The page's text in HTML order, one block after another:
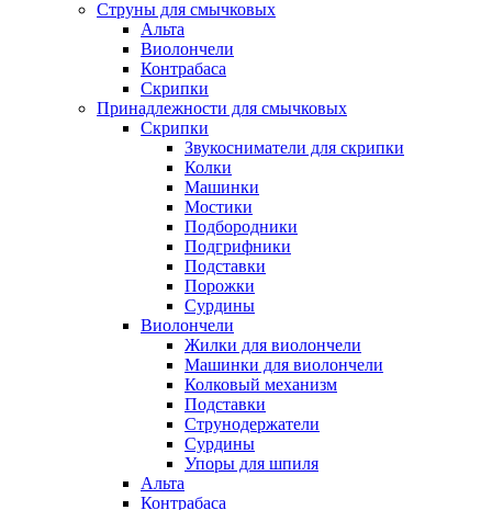
Струны для смычковых
Альта
Виолончели
Контрабаса
Скрипки
Принадлежности для смычковых
Скрипки
Звукосниматели для скрипки
Колки
Машинки
Мостики
Подбородники
Подгрифники
Подставки
Порожки
Сурдины
Виолончели
Жилки для виолончели
Машинки для виолончели
Колковый механизм
Подставки
Струнодержатели
Сурдины
Упоры для шпиля
Альта
Контрабаса